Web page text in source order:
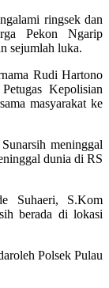
ringsek dan
Pekon Ngarip
sejumlah luka.
Rudi Hartono
Kepolisian
masyarakat ke
meninggal
dunia di RS
Suhaeri, S.Kom
berada di lokasi
Polsek Pulau